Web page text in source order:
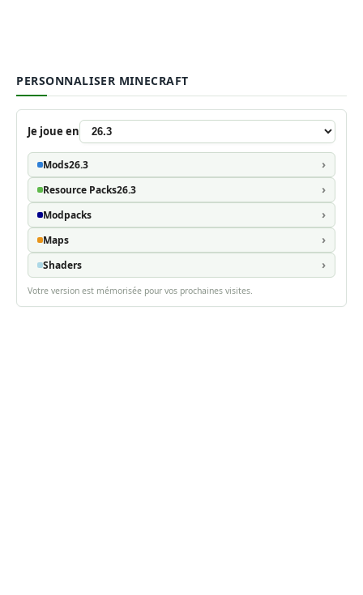
PERSONNALISER MINECRAFT
Je joue en
Mods26.3
Resource Packs26.3
Modpacks
Maps
Shaders
Votre version est mémorisée pour vos prochaines visites.